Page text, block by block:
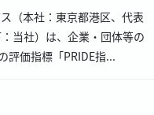
（本社：東京都港区、代表
当社）は、企業・団体等の
評価指標「PRIDE指...